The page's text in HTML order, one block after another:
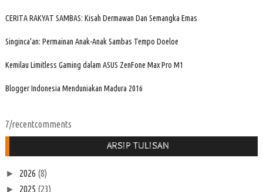
CERITA RAKYAT SAMBAS: Kisah Dermawan Dan Semangka Emas
Singinca'an: Permainan Anak-Anak Sambas Tempo Doeloe
Kemilau Limitless Gaming dalam ASUS ZenFone Max Pro M1
Blogger Indonesia Menduniakan Madura 2016
7/recentcomments
ARSIP TULISAN
► 2026 (8)
► 2025 (23)